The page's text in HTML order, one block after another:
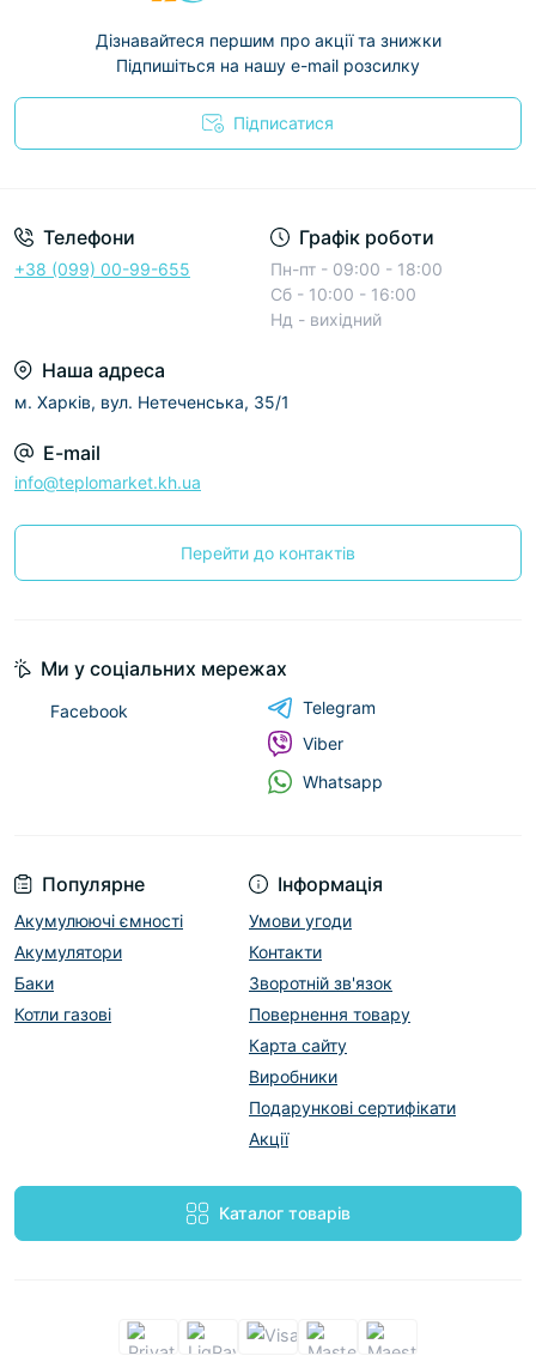
Дізнавайтеся першим про акції та знижки
Підпишіться на нашу e-mail розсилку
Підписатися
Телефони
+38 (099) 00-99-655
Графік роботи
Пн-пт - 09:00 - 18:00
Сб - 10:00 - 16:00
Нд - вихідний
Наша адреса
м. Харків, вул. Нетеченська, 35/1
E-mail
info@teplomarket.kh.ua
Перейти до контактів
Популярне
Акумулюючі ємності
Акумулятори
Баки
Котли газові
Інформація
Умови угоди
Контакти
Зворотній зв'язок
Повернення товару
Карта сайту
Виробники
Подарункові сертифікати
Акції
Каталог товарів
Ми у соціальних мережах
Facebook
Telegram
Viber
Whatsapp